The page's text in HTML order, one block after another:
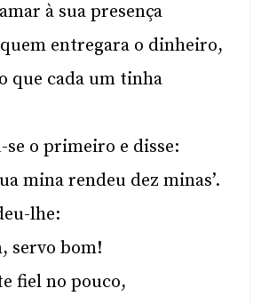
à sua presença
quem entregara o dinheiro,
que cada um tinha
se o primeiro e disse:
mina rendeu dez minas’.
lhe:
servo bom!
fiel no pouco,